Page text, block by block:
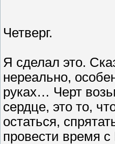
Четверг.
Я сделал это.
нереально,
руках… Черт
сердце, это то,
остаться,
провести время